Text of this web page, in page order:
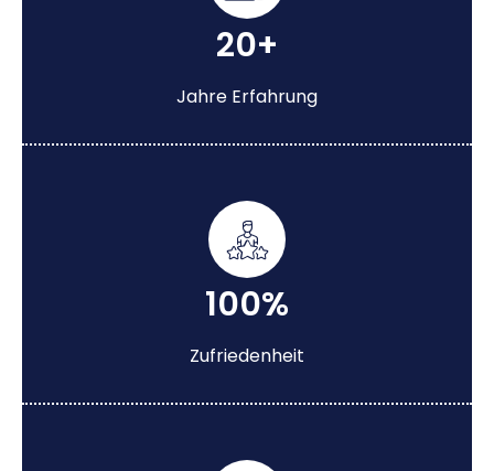
20+
Jahre Erfahrung
100%
Zufriedenheit